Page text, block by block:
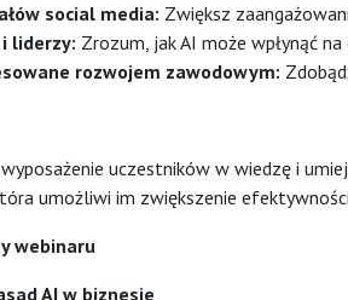
social media: Zwiększ
liderzy: Zrozum, jak AI może wpłynąć
rozwojem zawodowym:
uczestników w wiedzę i
umożliwi im zwiększenie
webinaru
AI w biznesie